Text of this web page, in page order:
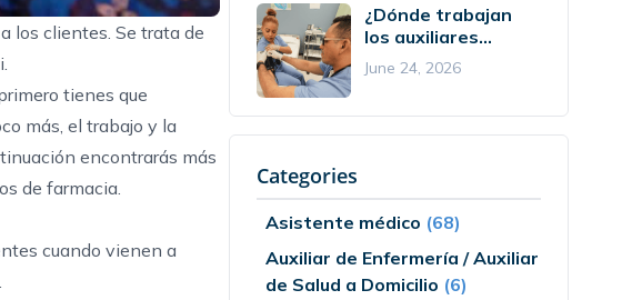
los clientes. Se trata de
tienes que
más, el trabajo y la
encontrarás más
de farmacia.
cuando vienen a
¿Dónde trabajan
los auxiliares...
June 24, 2026
Categories
Asistente médico (68)
Auxiliar de Enfermería / Auxiliar
de Salud a Domicilio (6)